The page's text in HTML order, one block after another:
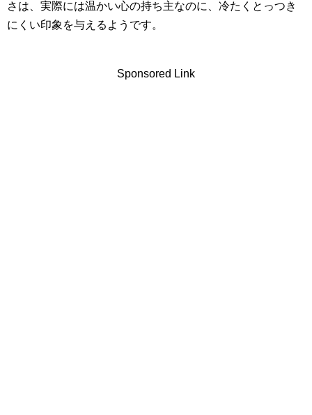
さは、実際には温かい心の持ち主なのに、冷たくとっつき
にくい印象を与えるようです。
Sponsored Link